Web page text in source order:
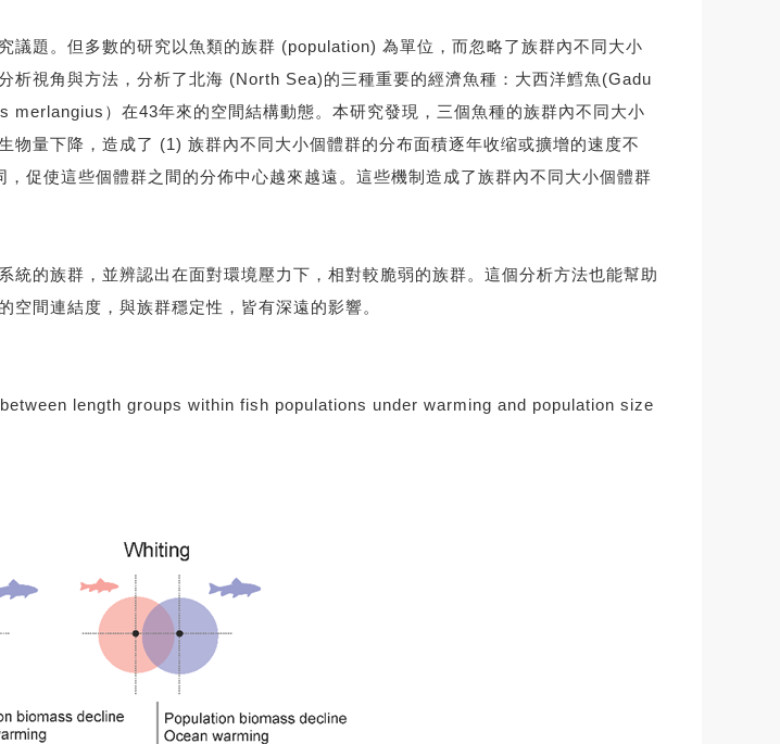
議題。但多數的研究以魚類的族群 (population) 為單位，而忽略了族群內不同大小
析視角與方法，分析了北海 (North Sea)的三種重要的經濟魚種：大西洋鱈魚(Gadu
）在43年來的空間結構動態。本研究發現，三個魚種的族群內不同大小
量下降，造成了 (1) 族群內不同大小個體群的分布面積逐年收缩或擴增的速度不
促使這些個體群之間的分佈中心越來越遠。這些機制造成了族群內不同大小個體群
的族群，並辨認出在面對環境壓力下，相對較脆弱的族群。這個分析方法也能幫助
間連結度，與族群穩定性，皆有深遠的影響。
length groups within fish populations under warming and population size